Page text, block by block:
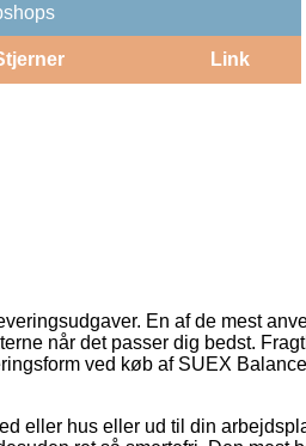
Link
En af de mest
når det passer dig bedst.
ved køb af SUEX
eller hus eller ud til din